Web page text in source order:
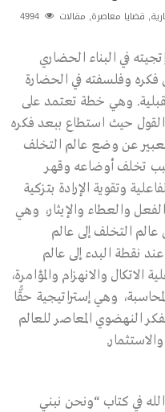
, قضايا معاصرة, مقالات
في البناء الحضاري
وفلسفته في الحضارة
وهي خطة تعتمد على
حيث استطاع ببعد فكره
عن وضع عالم التخلف
تخلف أوضاعه وقهر
وتقوية الإرادة بتزكية
والعطاء والإيثار، وهي
عالم التخلف إلى عالم
نقطة البدء إلى عالم
والانهزام والمؤامرة،
وهي إستراتيجية حقًّا
النهضوي المعاصر للعالم
الله في كتاب “ونحن نبني